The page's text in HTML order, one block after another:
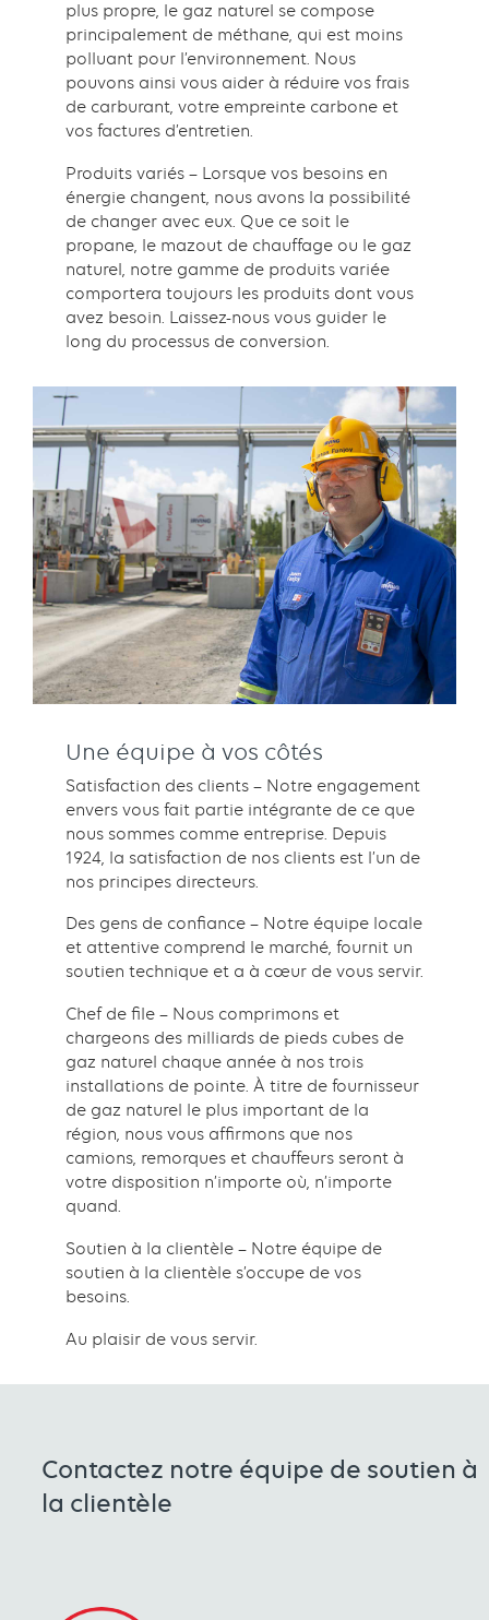
plus propre, le gaz naturel se compose
principalement de méthane, qui est moins
polluant pour l’environnement. Nous
pouvons ainsi vous aider à réduire vos frais
de carburant, votre empreinte carbone et
vos factures d’entretien.
Produits variés – Lorsque vos besoins en
énergie changent, nous avons la possibilité
de changer avec eux. Que ce soit le
propane, le mazout de chauffage ou le gaz
naturel, notre gamme de produits variée
comportera toujours les produits dont vous
avez besoin. Laissez-nous vous guider le
long du processus de conversion.
Une équipe à vos côtés
Satisfaction des clients – Notre engagement
envers vous fait partie intégrante de ce que
nous sommes comme entreprise. Depuis
1924, la satisfaction de nos clients est l’un de
nos principes directeurs.
Des gens de confiance – Notre équipe locale
et attentive comprend le marché, fournit un
soutien technique et a à cœur de vous servir.
Chef de file – Nous comprimons et
chargeons des milliards de pieds cubes de
gaz naturel chaque année à nos trois
installations de pointe. À titre de fournisseur
de gaz naturel le plus important de la
région, nous vous affirmons que nos
camions, remorques et chauffeurs seront à
votre disposition n’importe où, n’importe
quand.
Soutien à la clientèle – Notre équipe de
soutien à la clientèle s’occupe de vos
besoins.
Au plaisir de vous servir.
Contactez notre équipe de soutien à
la clientèle